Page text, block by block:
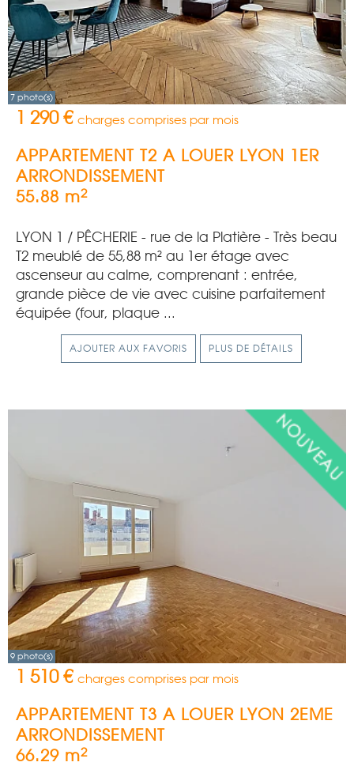
7 photo(s)
1 290 € charges comprises par mois
APPARTEMENT T2 A LOUER LYON 1ER
ARRONDISSEMENT
55.88 m2
LYON 1 / PÊCHERIE - rue de la Platière - Très beau
T2 meublé de 55,88 m² au 1er étage avec
ascenseur au calme, comprenant : entrée,
grande pièce de vie avec cuisine parfaitement
équipée (four, plaque ...
AJOUTER AUX FAVORIS PLUS DE DÉTAILS
9 photo(s)
1 510 € charges comprises par mois
APPARTEMENT T3 A LOUER LYON 2EME
ARRONDISSEMENT
66.29 m2